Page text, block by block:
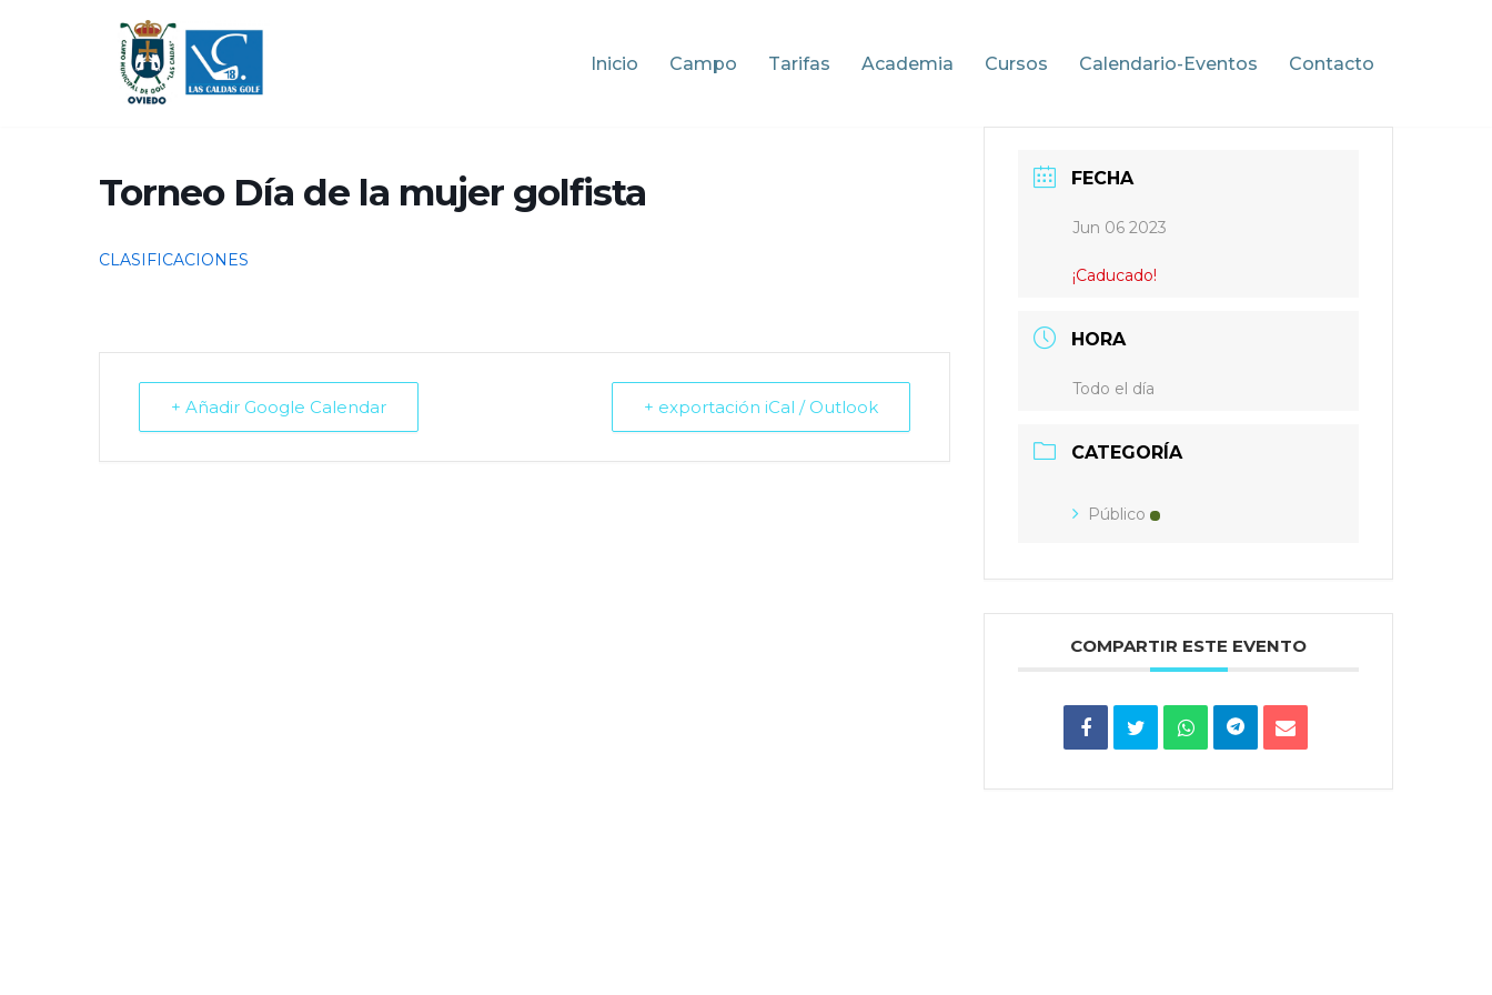
Inicio Campo Tarifas Academia Cursos Calendario-Eventos Contacto
Torneo Día de la mujer golfista
CLASIFICACIONES
+ Añadir Google Calendar + exportación iCal / Outlook
FECHA
Jun 06 2023
¡Caducado!
HORA
Todo el día
CATEGORÍA
Público
COMPARTIR ESTE EVENTO